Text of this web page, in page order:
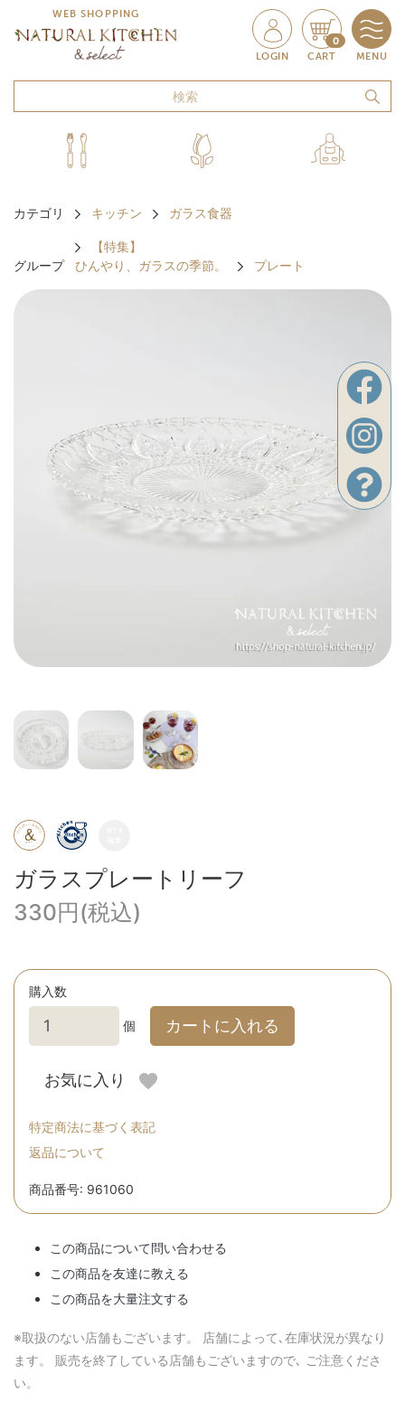
WEB SHOPPING
LOGIN
0
CART MENU
カテゴリ キッチン ガラス食器
グループ
【特集】
ひんやり、ガラスの季節。
プレート
ガラスプレートリーフ
330円(税込)
購入数
個 カートに入れる
お気に入り
特定商法に基づく表記
返品について
商品番号: 961060
この商品について問い合わせる
この商品を友達に教える
この商品を大量注文する
※取扱のない店舗もございます。 店舗によって､在庫状況が異なり
ます。 販売を終了している店舗もございますので､ ご注意くださ
い。